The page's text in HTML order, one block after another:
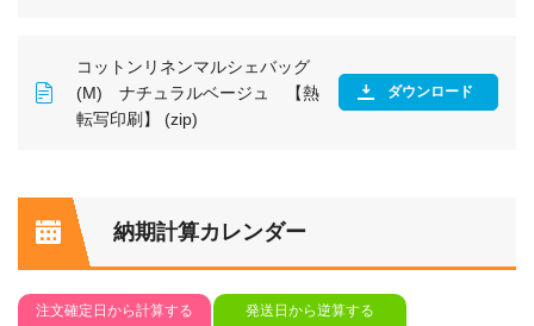
コットンリネンマルシェバッグ
(M) ナチュラルベージュ 【熱
転写印刷】 (zip)
ダウンロード
納期計算カレンダー
注文確定日から計算する 発送日から逆算する